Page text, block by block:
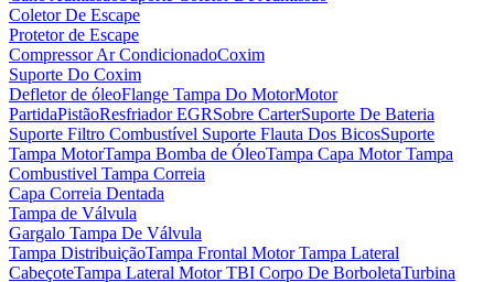
Coletor De Escape
Protetor de Escape
Compressor Ar CondicionadoCoxim
Suporte Do Coxim
Defletor de óleoFlange Tampa Do MotorMotor
PartidaPistãoResfriador EGRSobre CarterSuporte De Bateria
Suporte Filtro Combustível Suporte Flauta Dos BicosSuporte
Tampa MotorTampa Bomba de ÓleoTampa Capa MotorTampa
Combustivel Tampa Correia
Capa Correia Dentada
Tampa de Válvula
Gargalo Tampa De Válvula
Tampa DistribuiçãoTampa Frontal MotorTampa Lateral
CabeçoteTampa Lateral MotorTBI Corpo De BorboletaTurbina